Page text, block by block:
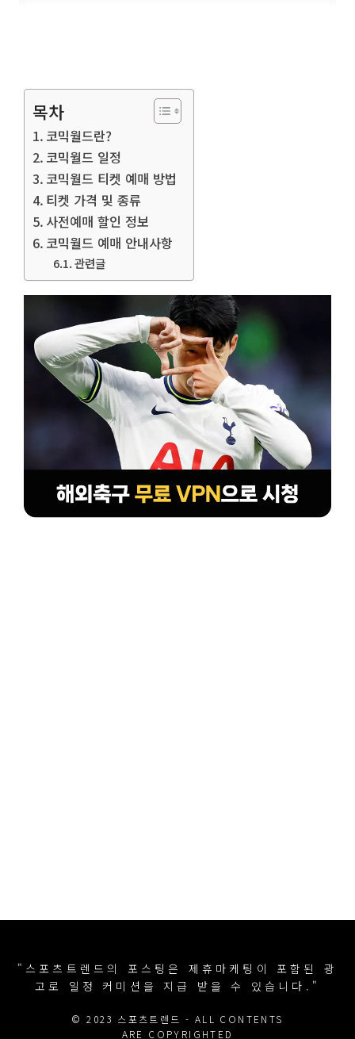
목차
코믹월드란?
코믹월드 일정
코믹월드 티켓 예매 방법
티켓 가격 및 종류
사전예매 할인 정보
코믹월드 예매 안내사항
관련글
"스포츠트렌드의 포스팅은 제휴마케팅이 포함된 광
고로 일정 커미션을 지급 받을 수 있습니다."
© 2023 스포츠트렌드 - ALL CONTENTS
ARE COPYRIGHTED